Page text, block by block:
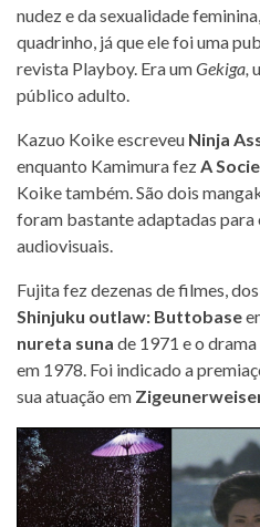
nudez e da sexualidade
quadrinho, já que ele foi uma
revista Playboy. Era umGekiga,
público adulto.
Kazuo Koike escreveu Ninja
enquanto Kamimura fezA
Koike também. São dois
foram bastante adaptadas para
audiovisuais.
Fujita fez dezenas de filmes,
Shinjuku outlaw: Buttobase
nureta suna de 1971 e o drama
em 1978. Foi indicado a
sua atuação em